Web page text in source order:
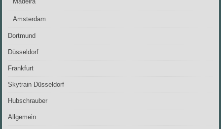
Amsterdam
Dortmund
Düsseldorf
Frankfurt
Skytrain Düsseldorf
Hubschrauber
Allgemein